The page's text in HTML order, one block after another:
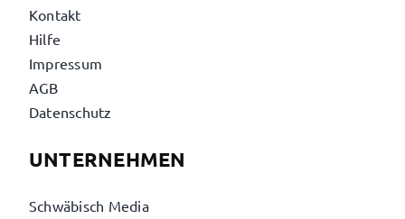
Kontakt
Hilfe
Impressum
AGB
Datenschutz
UNTERNEHMEN
Schwäbisch Media